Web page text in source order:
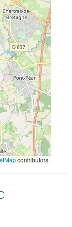
contributors